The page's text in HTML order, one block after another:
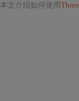
本文介绍如何使用Three